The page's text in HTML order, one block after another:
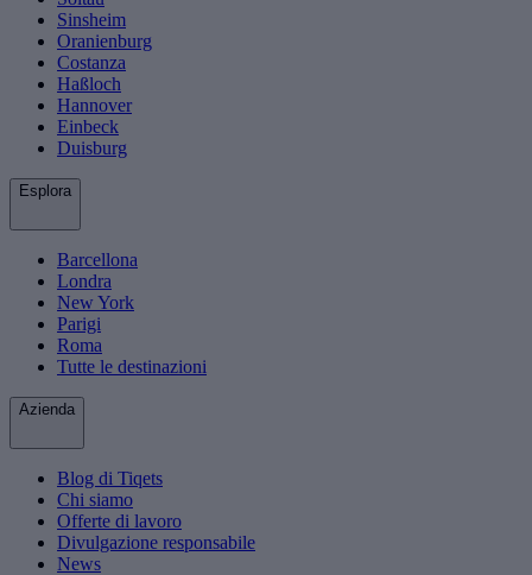
Sinsheim
Oranienburg
Costanza
Haßloch
Hannover
Einbeck
Duisburg
Esplora
Barcellona
Londra
New York
Parigi
Roma
Tutte le destinazioni
Azienda
Blog di Tiqets
Chi siamo
Offerte di lavoro
Divulgazione responsabile
News